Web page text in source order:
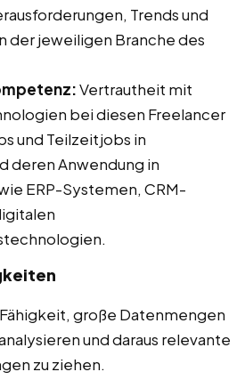
Trends und
der jeweiligen Branche des
Vertrautheit mit
bei diesen Freelancer
und Teilzeitjobs in
deren Anwendung in
ERP-Systemen, CRM-
Fähigkeit, große Datenmengen
und daraus relevante
zu ziehen.